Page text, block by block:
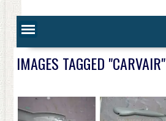
IMAGES TAGGED "CARVAIR"